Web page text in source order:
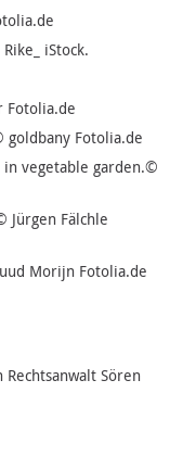
iStock.
Fotolia.de
Fotolia.de
in vegetable garden.©
Fälchle
Morijn Fotolia.de
Sören